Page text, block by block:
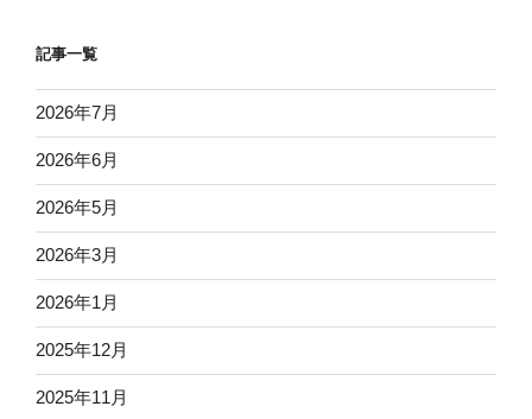
記事一覧
2026年7月
2026年6月
2026年5月
2026年3月
2026年1月
2025年12月
2025年11月